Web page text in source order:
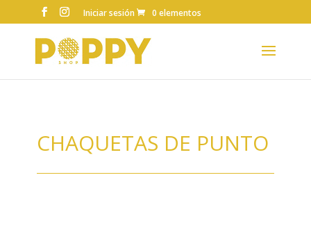
Iniciar sesión 0 elementos
CHAQUETAS DE PUNTO